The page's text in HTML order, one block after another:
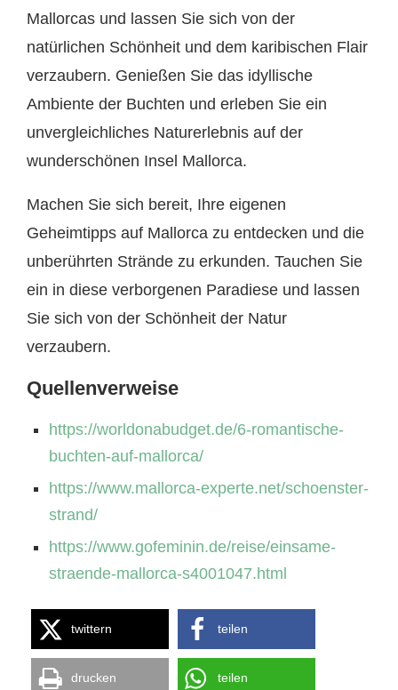
Mallorcas und lassen Sie sich von der
natürlichen Schönheit und dem karibischen Flair
verzaubern. Genießen Sie das idyllische
Ambiente der Buchten und erleben Sie ein
unvergleichliches Naturerlebnis auf der
wunderschönen Insel Mallorca.
Machen Sie sich bereit, Ihre eigenen
Geheimtipps auf Mallorca zu entdecken und die
unberührten Strände zu erkunden. Tauchen Sie
ein in diese verborgenen Paradiese und lassen
Sie sich von der Schönheit der Natur
verzaubern.
Quellenverweise
https://worldonabudget.de/6-romantische-
buchten-auf-mallorca/
https://www.mallorca-experte.net/schoenster-
strand/
https://www.gofeminin.de/reise/einsame-
straende-mallorca-s4001047.html
twittern teilen
drucken teilen